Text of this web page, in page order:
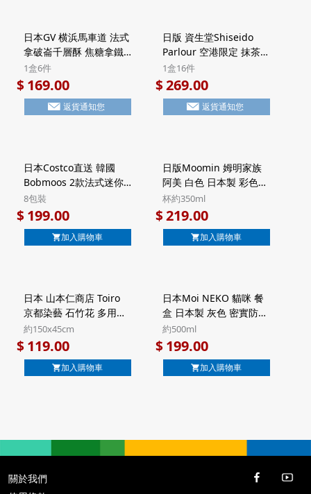
日本GV 横浜馬車道 法式
拿破崙千層酥 焦糖拿鐵
Latte 頂級法國Valrhona
朱古力 Millefeuille酥餅
禮盒 Halal清真食品 (1盒
6件)【市集世界 - 日本市
1盒6件
$169.00
返貨通知您
日版 資生堂Shiseido
Parlour 空港限定 抹茶朱
古力 黑糖忌廉夾心 7層威
化酥餅 豪華鐵罐禮盒 (1
盒16件)【市集世界 - 日
本市集】
1盒16件
$269.00
返貨通知您
日本Costco直送 韓國
Bobmoos 2款法式迷你
脆脆牛角包 牛油海鹽及
朱古力味 超值家庭裝 禮
盒 8包裝 (374)【市集世
界 - 日本市集】
8包裝
$199.00
加入購物車
日版Moomin 姆明家族
阿美 白色 日本製 彩色工
藝雕花木盒陶瓷杯 禮品
套裝 禮盒 (292)【市集世
界 - 日本市集】
杯約350ml
$219.00
加入購物車
日本 山本仁商店 Toiro
京都染藝 石竹花 多用途
防曬披肩 粉紅色 日本製
UV加工 純棉紗巾圍巾
【市集世界 - 日本市集】
約150x45cm
$119.00
加入購物車
日本Moi NEKO 貓咪 餐
盒 日本製 灰色 密實防漏
微波爐飯盒食物盒
500ml (316)【市集世界 -
日本市集】
約500ml
$199.00
加入購物車
關於我們